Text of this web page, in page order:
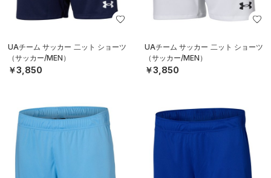
UAチーム サッカー 二ット ショーツ
（サッカー/MEN）
￥3,850
UAチーム サッカー 二ット ショーツ
（サッカー/MEN）
￥3,850